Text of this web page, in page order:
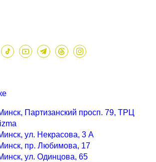
Партизанский просп. 79, ТРЦ
ул. Некрасова, 3 А
пр. Любимова, 17
ул. Одинцова, 65